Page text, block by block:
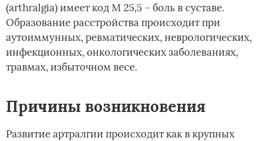
(arthralgia) имеет код М 25,5 – боль в суставе.
Образование расстройства происходит при
аутоиммунных, ревматических, неврологических,
инфекционных, онкологических заболеваниях,
травмах, избыточном весе.
Причины возникновения
Развитие артралгии происходит как в крупных